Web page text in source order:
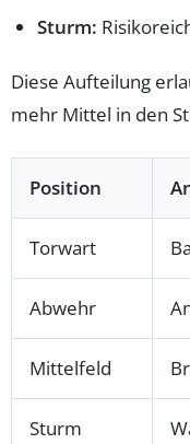
Sturm:
Diese Aufteilung
mehr Mittel in den
Position
Torwart
Abwehr
Mittelfeld
Sturm